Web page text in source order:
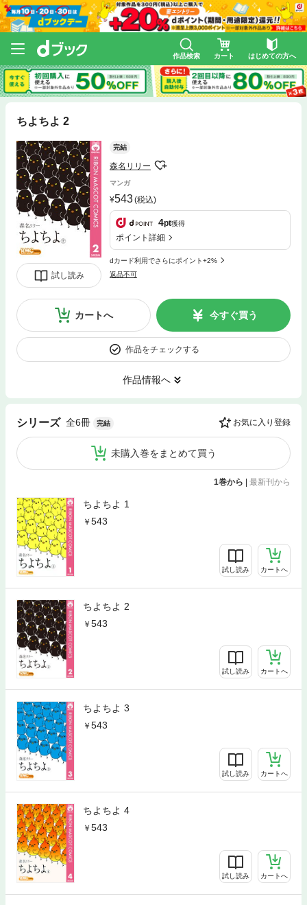
作品検索 カート はじめての方へ
ちよちよ 2
試し読み
完結
森名リリー
マンガ
543(税込)
4pt獲得
ポイント詳細
dカード利用でさらにポイント+2%
返品不可
カートへ 今すぐ買う
作品をチェックする
作品情報へ
シリーズ 全6冊 完結 お気に入り登録
未購入巻をまとめて買う
1巻から 最新刊から
ちよちよ 1
543
試し読み カートへ
ちよちよ 2
543
試し読み カートへ
ちよちよ 3
543
試し読み カートへ
ちよちよ 4
543
試し読み カートへ